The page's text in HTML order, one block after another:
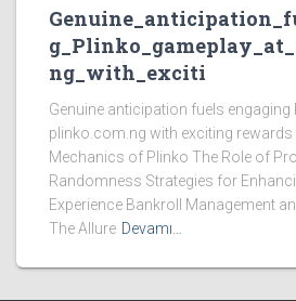
ng_with_exciti
Genuine anticipation fuels
plinko.com.ng with exciting
Mechanics of Plinko The Role of
Randomness Strategies for
Experience Bankroll Management
The Allure Devamı…